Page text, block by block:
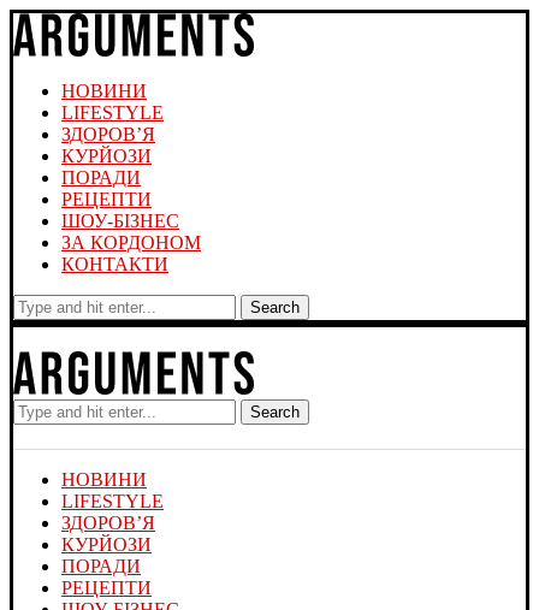
НОВИНИ
LIFESTYLE
ЗДОРОВ’Я
КУРЙОЗИ
ПОРАДИ
РЕЦЕПТИ
ШОУ-БІЗНЕС
ЗА КОРДОНОМ
КОНТАКТИ
Search
Search
НОВИНИ
LIFESTYLE
ЗДОРОВ’Я
КУРЙОЗИ
ПОРАДИ
РЕЦЕПТИ